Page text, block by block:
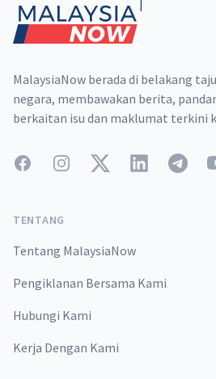
MalaysiaNow berada di belakang
negara, membawakan berita,
berkaitan isu dan maklumat terkini
FacebookInstagramTwitterLinkedIn
TENTANG
Tentang MalaysiaNow
Pengiklanan Bersama Kami
Hubungi Kami
Kerja Dengan Kami